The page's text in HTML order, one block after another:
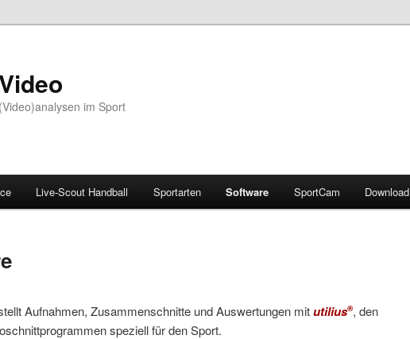
im Sport
Live-Scout Handball Sportarten Software SportCam Download
Aufnahmen, Zusammenschnitte und Auswertungen mitutilius®, den
speziell für den Sport.